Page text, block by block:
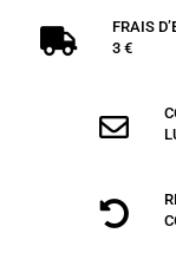

FRAIS
3 €

